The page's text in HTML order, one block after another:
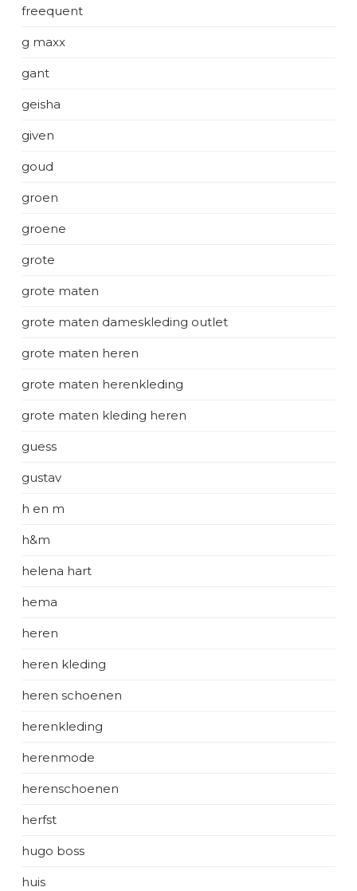
freequent
g maxx
gant
geisha
given
goud
groen
groene
grote
grote maten
grote maten dameskleding outlet
grote maten heren
grote maten herenkleding
grote maten kleding heren
guess
gustav
h en m
h&m
helena hart
hema
heren
heren kleding
heren schoenen
herenkleding
herenmode
herenschoenen
herfst
hugo boss
huis